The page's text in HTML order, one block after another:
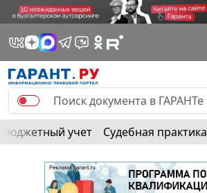
Бюджетный учет Судебная практика